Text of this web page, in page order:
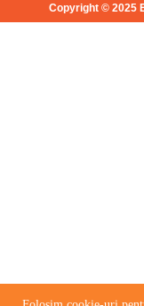
Copyright © 2025